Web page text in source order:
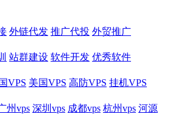
外链代发 推广代投 外贸推广
站群建设 软件开发 优秀软件
VPS 美国VPS 高防VPS 挂机VPS
州vps 深圳vps 成都vps 杭州vps 河源